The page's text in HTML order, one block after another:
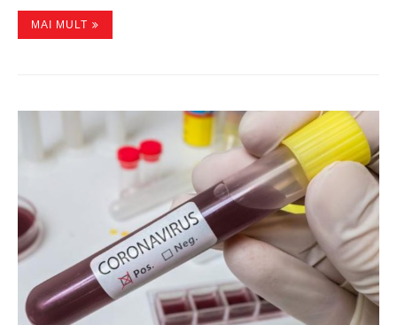
MAI MULT